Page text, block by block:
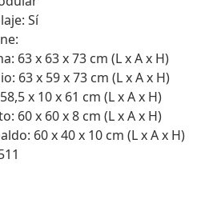
Sí
63 x 63 x 73 cm (L x A x H)
63 x 59 x 73 cm (L x A x H)
x 10 x 61 cm (L x A x H)
60 x 60 x 8 cm (L x A x H)
60 x 40 x 10 cm (L x A x H)